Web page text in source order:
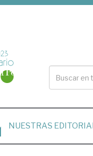
NUESTRAS